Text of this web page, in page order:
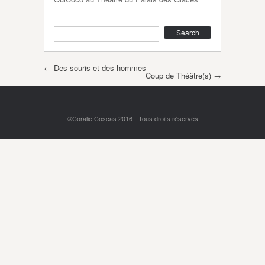
Post navigation
← Des souris et des hommes
Coup de Théâtre(s) →
©Coralie Coscas 2016 - Tous droits réservés